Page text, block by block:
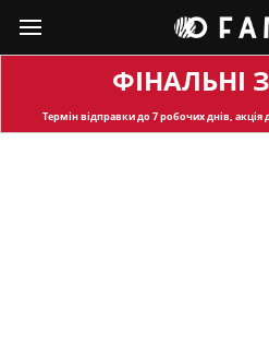
ФІНАЛЬНІ
Термін відправкидо 7 робочих днів, акція